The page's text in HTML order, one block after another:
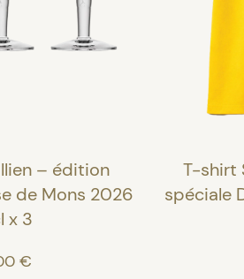
– édition
de Mons 2026
x 3
€
T-shirt
spéciale